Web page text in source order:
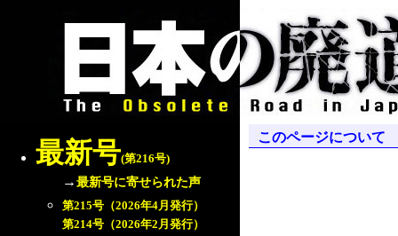
最新号(第216号)
→最新号に寄せられた声
第215号（2026年4月発行）
第214号（2026年2月発行）
このページについて